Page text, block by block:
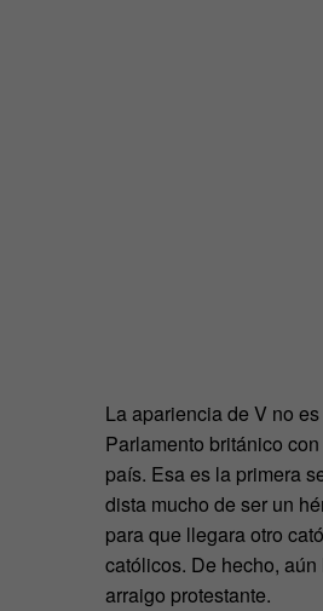
La apariencia de V no
Parlamento británico
país. Esa es la primera
dista mucho de ser un
para que llegara otro
católicos. De hecho,
arraigo protestante.